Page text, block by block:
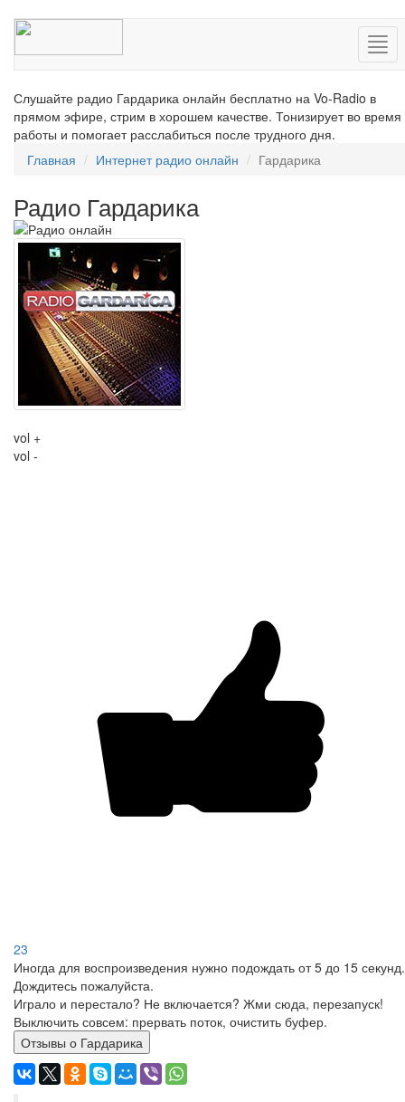
Слушайте радио Гардарика онлайн бесплатно на Vo-Radio в
прямом эфире, стрим в хорошем качестве. Тонизирует во время
работы и помогает расслабиться после трудного дня.
Главная
Интернет радио онлайн Гардарика
Радио Гардарика
vol +
vol -
23
Иногда для воспроизведения нужно подождать от 5 до 15 секунд.
Дождитесь пожалуйста.
Играло и перестало? Не включается? Жми сюда, перезапуск!
Выключить совсем: прервать поток, очистить буфер.
Отзывы о Гардарика